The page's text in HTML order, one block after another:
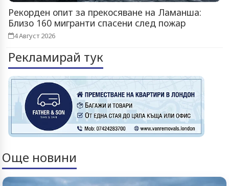
Рекорден опит за прекосяване на Ламанша:
Близо 160 мигранти спасени след пожар
4 Август 2026
Рекламирай тук
Още новини